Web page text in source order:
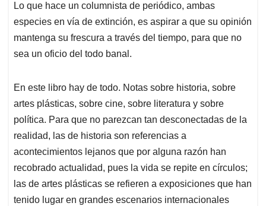
Lo que hace un columnista de periódico, ambas
especies en vía de extinción, es aspirar a que su opinión
mantenga su frescura a través del tiempo, para que no
sea un oficio del todo banal.
En este libro hay de todo. Notas sobre historia, sobre
artes plásticas, sobre cine, sobre literatura y sobre
política. Para que no parezcan tan desconectadas de la
realidad, las de historia son referencias a
acontecimientos lejanos que por alguna razón han
recobrado actualidad, pues la vida se repite en círculos;
las de artes plásticas se refieren a exposiciones que han
tenido lugar en grandes escenarios internacionales